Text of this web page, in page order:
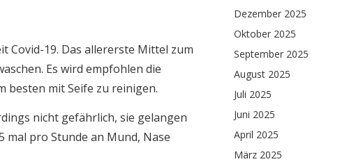
Covid-19. Das allererste Mittel zum
Es wird empfohlen die
besten mit Seife zu reinigen.
nicht gefährlich, sie gelangen
mal pro Stunde an Mund, Nase
Dezember 2025
Oktober 2025
September 2025
August 2025
Juli 2025
Juni 2025
April 2025
März 2025